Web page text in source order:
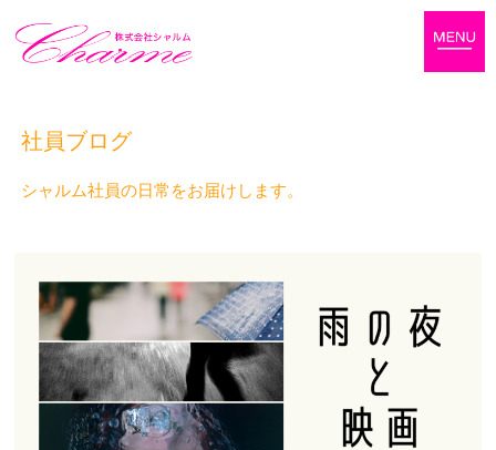
社員ブログ
シャルム社員の日常をお届けします。